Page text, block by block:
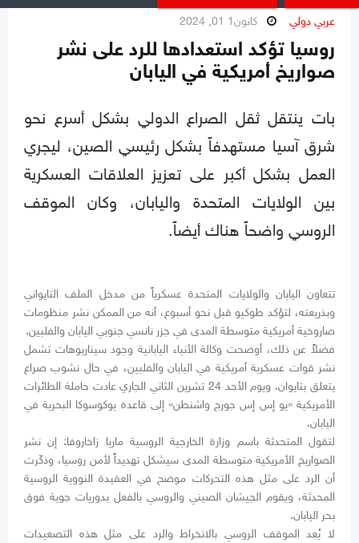
عربي دولي كانون1 01, 2024
روسيا تؤكد استعدادها للرد على نشر
صواريخ أمريكية في اليابان
بات ينتقل ثقل الصراع الدولي بشكل أسرع نحو
شرق آسيا مستهدفاً بشكل رئيسي الصين، ليجري
العمل بشكل أكبر على تعزيز العلاقات العسكرية
بين الولايات المتحدة واليابان، وكان الموقف
الروسي واضحاً هناك أيضاً.
تتعاون اليابان والولايات المتحدة عسكرياً من مدخل الملف التايواني
وبذريعته، لتؤكد طوكيو قبل نحو أسبوع، أنه من الممكن نشر منظومات
صاروخية أمريكية متوسطة المدى في جزر نانسي جنوبي اليابان والفلبين.
فضلاً عن ذلك، أوضحت وكالة الأنباء اليابانية وجود سيناريوهات تشمل
نشر قوات عسكرية أمريكية في اليابان والفلبين، في حال نشوب صراع
يتعلق بتايوان. ويوم الأحد 24 تشرين الثاني الجاري عادت حاملة الطائرات
الأمريكية «يو إس إس جورج واشنطن» إلى قاعدة يوكوسوكا البحرية في
اليابان.
لتقول المتحدثة باسم وزارة الخارجية الروسية ماريا زاخاروفا: إن نشر
الصواريخ الأمريكية متوسطة المدى سيشكل تهديداً لأمن روسيا، وذكّرت
أن الرد على مثل هذه التحركات موضح في العقيدة النووية الروسية
المحدثة، ويقوم الجيشان الصيني والروسي بالفعل بدوريات جوية فوق
بحر اليابان.
لا يُعد الموقف الروسي بالانخراط والرد على مثل هذه التصعيدات